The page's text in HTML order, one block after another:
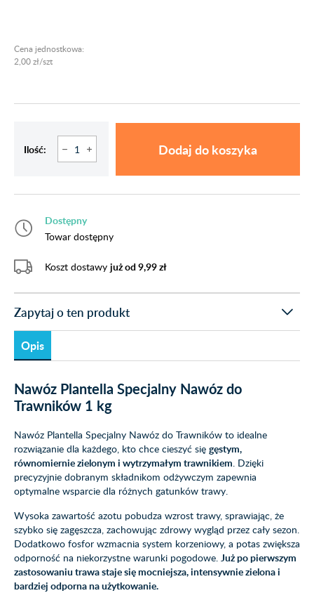
Cena jednostkowa:
2,00 zł/szt
Ilość: Dodaj do koszyka
Dostępny
Towar dostępny
Koszt dostawy już od 9,99 zł
Zapytaj o ten produkt
Opis
Nawóz Plantella Specjalny Nawóz do
Trawników 1 kg
Nawóz Plantella Specjalny Nawóz do Trawników to idealne
rozwiązanie dla każdego, kto chce cieszyć się gęstym,
równomiernie zielonym i wytrzymałym trawnikiem. Dzięki
precyzyjnie dobranym składnikom odżywczym zapewnia
optymalne wsparcie dla różnych gatunków trawy.
Wysoka zawartość azotu pobudza wzrost trawy, sprawiając, że
szybko się zagęszcza, zachowując zdrowy wygląd przez cały sezon.
Dodatkowo fosfor wzmacnia system korzeniowy, a potas zwiększa
odporność na niekorzystne warunki pogodowe. Już po pierwszym
zastosowaniu trawa staje się mocniejsza, intensywnie zielona i
bardziej odporna na użytkowanie.